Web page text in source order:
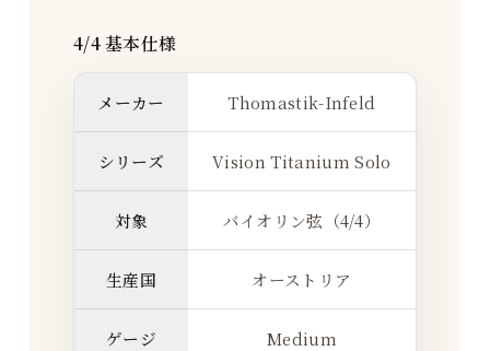
4/4 基本仕様
メーカー Thomastik-Infeld
シリーズ Vision Titanium Solo
対象 バイオリン弦（4/4）
生産国 オーストリア
ゲージ Medium